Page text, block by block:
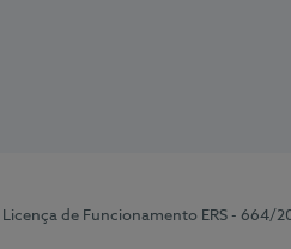
| Licença de Funcionamento ERS - 664/